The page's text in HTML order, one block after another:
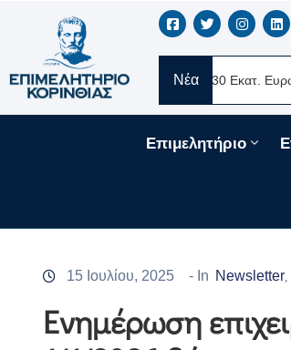
Νέα
Ελλάς Νέα Δάνεια 330 Εκατ. Ευρώ Για
Επιμελητήριο
15 Ιουλίου, 2025 - In Newsletter
Ενημέρωση